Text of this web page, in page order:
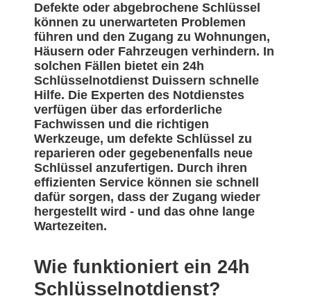
Defekte oder abgebrochene Schlüssel
können zu unerwarteten Problemen
führen und den Zugang zu Wohnungen,
Häusern oder Fahrzeugen verhindern. In
solchen Fällen bietet ein 24h
Schlüsselnotdienst Duissern schnelle
Hilfe. Die Experten des Notdienstes
verfügen über das erforderliche
Fachwissen und die richtigen
Werkzeuge, um defekte Schlüssel zu
reparieren oder gegebenenfalls neue
Schlüssel anzufertigen. Durch ihren
effizienten Service können sie schnell
dafür sorgen, dass der Zugang wieder
hergestellt wird - und das ohne lange
Wartezeiten.
Wie funktioniert ein 24h
Schlüsselnotdienst?